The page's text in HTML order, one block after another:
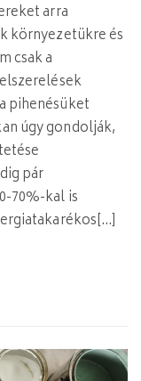
arra
környezetükre és
csak a
pihenésüket
úgy gondolják,
pár
70%-kal is